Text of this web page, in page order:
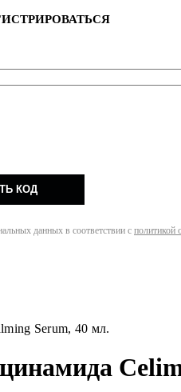
КОД
данных в соответствии с политикой
Serum, 40 мл.